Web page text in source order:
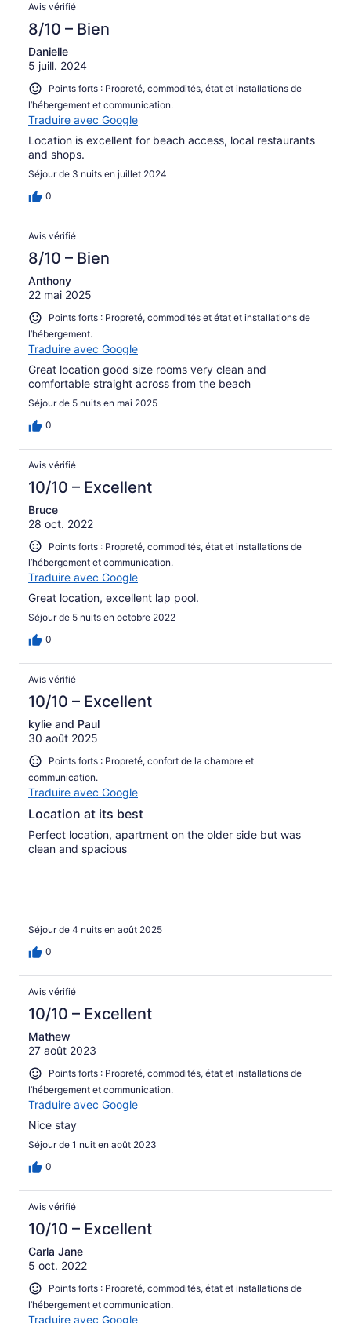
Avis vérifié
8/10 – Bien
Danielle
5 juill. 2024
Points forts : Propreté, commodités, état et installations de
l’hébergement et communication.
Traduire avec Google
Location is excellent for beach access, local restaurants
and shops.
Séjour de 3 nuits en juillet 2024
0
Avis vérifié
8/10 – Bien
Anthony
22 mai 2025
Points forts : Propreté, commodités et état et installations de
l’hébergement.
Traduire avec Google
Great location good size rooms very clean and
comfortable straight across from the beach
Séjour de 5 nuits en mai 2025
0
Avis vérifié
10/10 – Excellent
Bruce
28 oct. 2022
Points forts : Propreté, commodités, état et installations de
l’hébergement et communication.
Traduire avec Google
Great location, excellent lap pool.
Séjour de 5 nuits en octobre 2022
0
Avis vérifié
10/10 – Excellent
kylie and Paul
30 août 2025
Points forts : Propreté, confort de la chambre et
communication.
Traduire avec Google
Location at its best
Perfect location, apartment on the older side but was
clean and spacious
Séjour de 4 nuits en août 2025
0
Avis vérifié
10/10 – Excellent
Mathew
27 août 2023
Points forts : Propreté, commodités, état et installations de
l’hébergement et communication.
Traduire avec Google
Nice stay
Séjour de 1 nuit en août 2023
0
Avis vérifié
10/10 – Excellent
Carla Jane
5 oct. 2022
Points forts : Propreté, commodités, état et installations de
l’hébergement et communication.
Traduire avec Google